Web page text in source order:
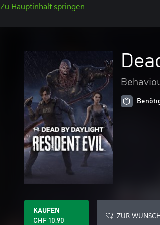
Zu Hauptinhalt springen
KAUFEN
CHF 10.90
ZUR